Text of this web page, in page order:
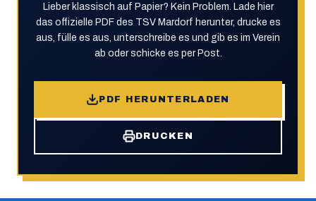
Lieber klassisch auf Papier? Kein Problem. Lade hier
das offizielle PDF des TSV Mardorf herunter, drucke es
aus, fülle es aus, unterschreibe es und gib es im Verein
ab oder schicke es per Post.
PDF HERUNTERLADEN
DRUCKEN